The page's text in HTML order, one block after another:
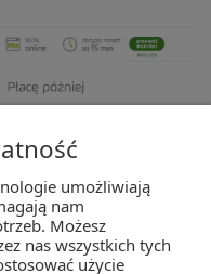
umożliwiają
nam
Możesz
nas wszystkich tych
użycie